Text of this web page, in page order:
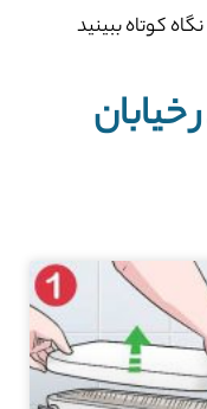
کوتاه ببینید